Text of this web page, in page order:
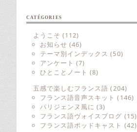
CATÉGORIES
ようこそ (112)
お知らせ (46)
テーマ別インデックス (50)
アンケート (7)
ひとことノート (8)
五感で楽しむフランス語 (204)
フランス語音声スキット (146)
パリジェンヌ風に (3)
フランス語ヴォイスブログ (15)
フランス語ポッドキャスト (42)